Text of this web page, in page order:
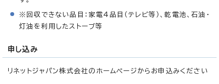
※回収できない品目：家電4品目（テレビ等）、乾電池、石油・
灯油を利用したストーブ等
申し込み
リネットジャパン株式会社のホームページからお申込みください